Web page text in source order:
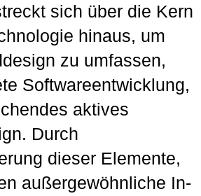
sich über die Kern
hinaus, um
zu umfassen,
Softwareentwicklung,
aktives
Durch
dieser Elemente,
außergewöhnliche In-